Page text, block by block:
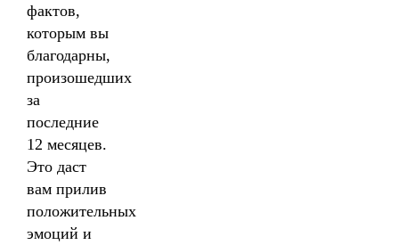
фактов,
которым вы
благодарны,
произошедших
за
последние
12 месяцев.
Это даст
вам прилив
положительных
эмоций и